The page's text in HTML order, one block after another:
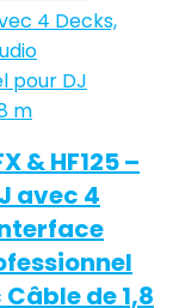
& HF125 –
avec 4
de 1,8